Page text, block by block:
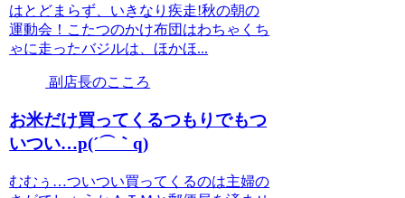
はとどまらず、いきなり疾走!秋の朝の
運動会！こたつのかけ布団はわちゃくち
ゃに走ったバジルは、ほかほ...
副店長のこころ
お米だけ買ってくるつもりでもつ
いつい…p(´⌒｀q)
むむぅ…ついつい買ってくるのは主婦の